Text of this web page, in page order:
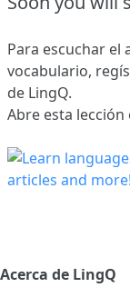
Para escuchar el
vocabulario,
de LingQ.
Abre esta lección
Acerca de LingQ